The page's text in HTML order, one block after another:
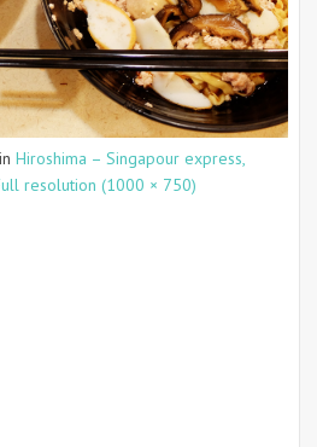
in Hiroshima – Singapour express,
resolution (1000 × 750)